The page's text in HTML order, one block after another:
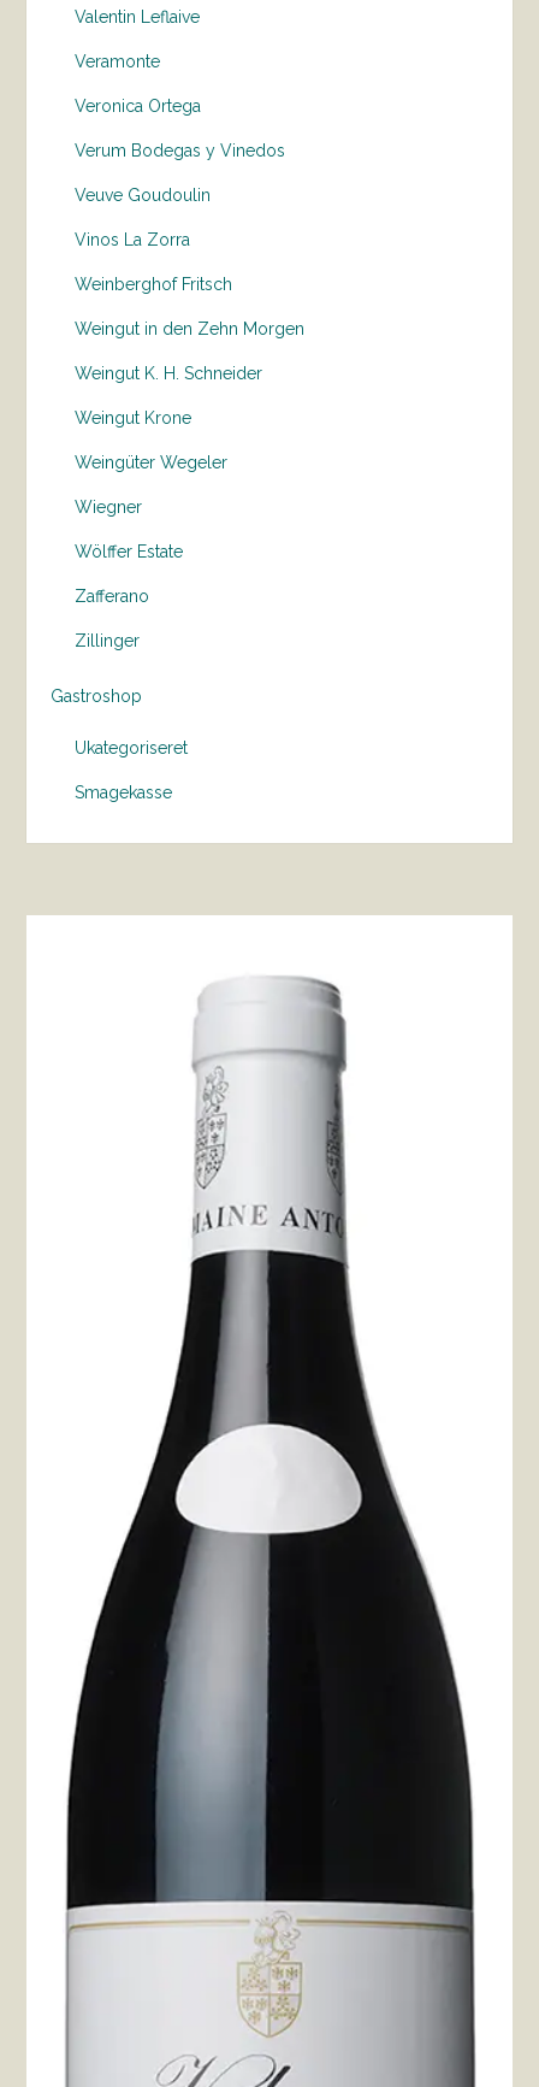
Valentin Leflaive
Veramonte
Veronica Ortega
Verum Bodegas y Vinedos
Veuve Goudoulin
Vinos La Zorra
Weinberghof Fritsch
Weingut in den Zehn Morgen
Weingut K. H. Schneider
Weingut Krone
Weingüter Wegeler
Wiegner
Wölffer Estate
Zafferano
Zillinger
Gastroshop
Ukategoriseret
Smagekasse